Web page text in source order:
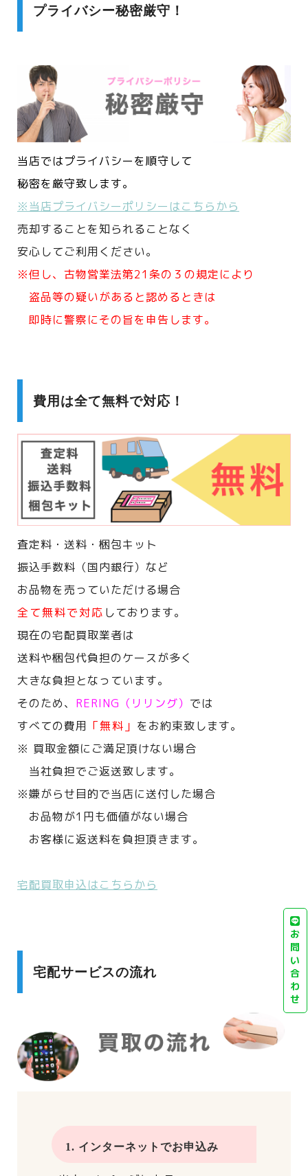
プライバシー秘密厳守！
当店ではプライバシーを順守して
秘密を厳守致します。
※当店プライバシーポリシーはこちらから
売却することを知られることなく
安心してご利用ください。
※但し、古物営業法第21条の３の規定により
盗品等の疑いがあると認めるときは
即時に警察にその旨を申告します。
費用は全て無料で対応！
査定料・送料・梱包キット
振込手数料（国内銀行）など
お品物を売っていただける場合
全て無料で対応 しております。
現在の宅配買取業者は
送料や梱包代負担のケースが多く
大きな負担となっています。
そのため、 RERING（リリング） では
すべての費用 「無料」 をお約束致します。
※ 買取金額にご満足頂けない場合
当社負担でご返送致します。
※嫌がらせ目的で当店に送付した場合
お品物が1円も価値がない場合
お客様に返送料を負担頂きます。
宅配買取申込はこちらから
宅配サービスの流れ
1. インターネットでお申込み
お
問
い
合
わ
せ